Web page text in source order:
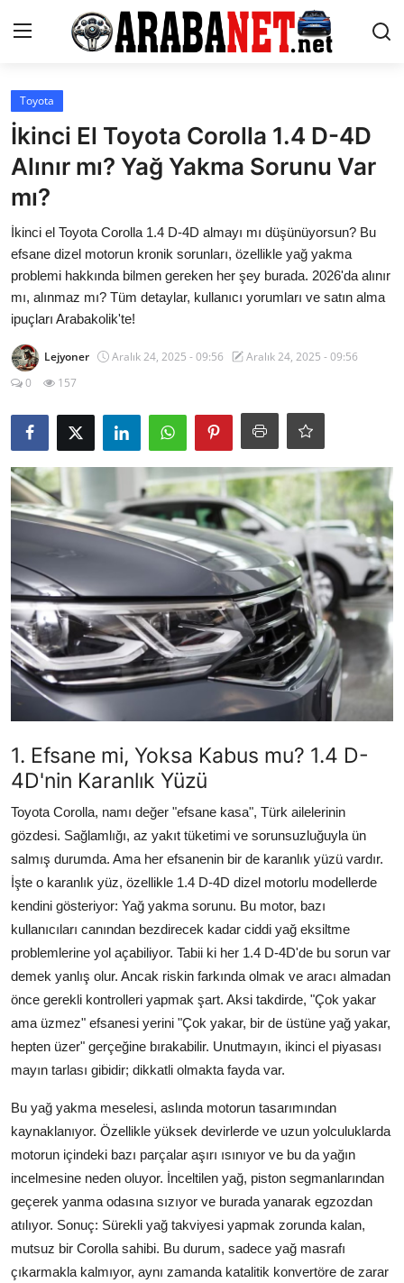
Giriş yapmak
Anasayfa
İletişim
Araba Markaları
Paketler
Karşılaştırmalar
Kronik Sorunlar
Bakım & Arıza Çözümleri
İkinci El & Ekspertiz
Muayene & Emisyon
Trafik Cezaları & Mevzuat
Ehliyet & Ruhsat İşlemleri
Sigorta & Kasko
Yakıt, LPG & Elektrikli
Toyota
İkinci El Toyota Corolla 1.4 D-4D
Alınır mı? Yağ Yakma Sorunu Var
mı?
İkinci el Toyota Corolla 1.4 D-4D almayı mı düşünüyorsun? Bu
efsane dizel motorun kronik sorunları, özellikle yağ yakma
problemi hakkında bilmen gereken her şey burada. 2026'da alınır
mı, alınmaz mı? Tüm detaylar, kullanıcı yorumları ve satın alma
ipuçları Arabakolik'te!
Lejyoner Aralık 24, 2025 - 09:56
Aralık 24, 2025 - 09:56
0
157
1. Efsane mi, Yoksa Kabus mu? 1.4 D-
4D'nin Karanlık Yüzü
Toyota Corolla, namı değer "efsane kasa", Türk ailelerinin
gözdesi. Sağlamlığı, az yakıt tüketimi ve sorunsuzluğuyla ün
salmış durumda. Ama her efsanenin bir de karanlık yüzü vardır.
İşte o karanlık yüz, özellikle 1.4 D-4D dizel motorlu modellerde
kendini gösteriyor: Yağ yakma sorunu. Bu motor, bazı
kullanıcıları canından bezdirecek kadar ciddi yağ eksiltme
problemlerine yol açabiliyor. Tabii ki her 1.4 D-4D'de bu sorun var
demek yanlış olur. Ancak riskin farkında olmak ve aracı almadan
önce gerekli kontrolleri yapmak şart. Aksi takdirde, "Çok yakar
ama üzmez" efsanesi yerini "Çok yakar, bir de üstüne yağ yakar,
hepten üzer" gerçeğine bırakabilir. Unutmayın, ikinci el piyasası
mayın tarlası gibidir; dikkatli olmakta fayda var.
Bu yağ yakma meselesi, aslında motorun tasarımından
kaynaklanıyor. Özellikle yüksek devirlerde ve uzun yolculuklarda
motorun içindeki bazı parçalar aşırı ısınıyor ve bu da yağın
incelmesine neden oluyor. İnceltilen yağ, piston segmanlarından
geçerek yanma odasına sızıyor ve burada yanarak egzozdan
atılıyor. Sonuç: Sürekli yağ takviyesi yapmak zorunda kalan,
mutsuz bir Corolla sahibi. Bu durum, sadece yağ masrafı
çıkarmakla kalmıyor, aynı zamanda katalitik konvertöre de zarar